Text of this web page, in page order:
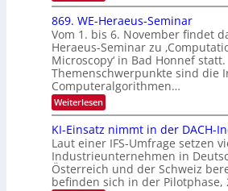
N
2
0
2
6
k
-
u
n
d
B
i
l
d
v
e
m
i
t
d
e
n
k
t
E
x
o
s
e
n
s
m
e
l
d
e
t
s
t
a
r
869. WE-Heraeus-Seminar
Vom 1. bis 6. November findet
Heraeus-Seminar zu
Microscopy‘ in Bad Honnef statt.
Themenschwerpunkte sind die
Computeralgorithmen…
Weiterlesen:
8
9
.
W
E
-
KI-Einsatz nimmt in der DACH-
Laut einer IFS-Umfrage setzen
Industrieunternehmen in
Österreich und der Schweiz
befinden sich in der Pilotphase,